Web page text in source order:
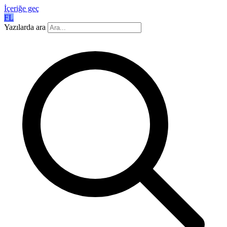
İçeriğe geç
FL
Yazılarda ara